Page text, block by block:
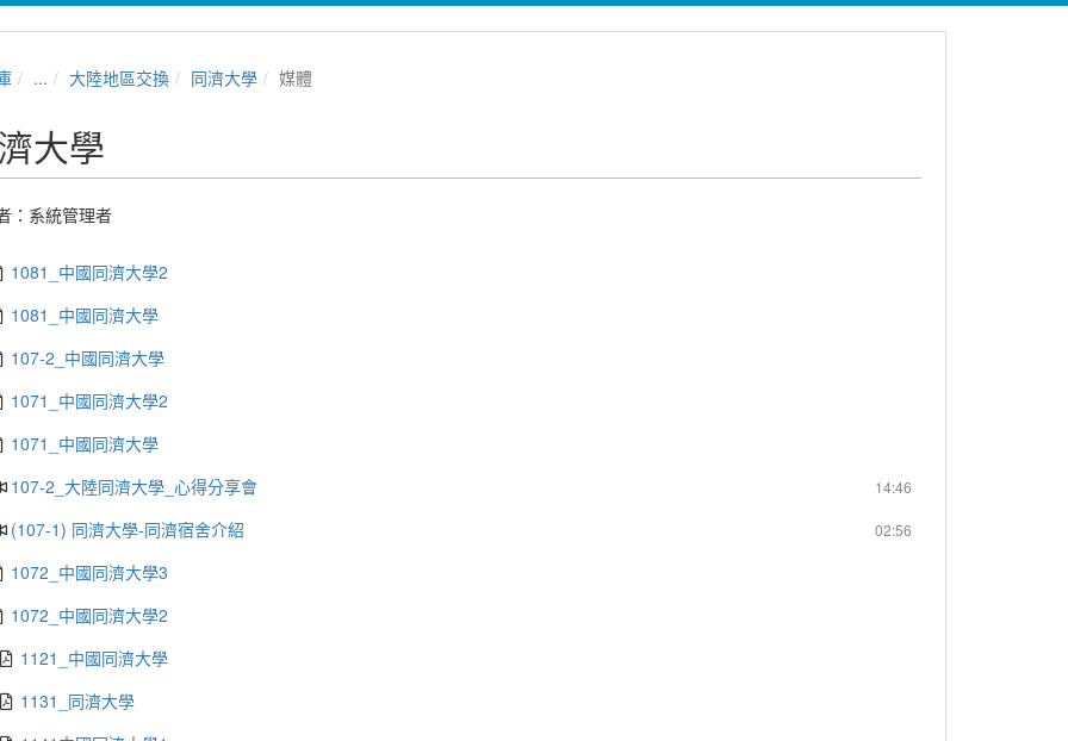
... 大陸地區交換 同濟大學 媒體
大學
： 系統管理者
1081_中國同濟大學2
1081_中國同濟大學
107-2_中國同濟大學
1071_中國同濟大學2
1071_中國同濟大學
14:46
107-2_大陸同濟大學_心得分享會
02:56
(107-1) 同濟大學-同濟宿舍介紹
1072_中國同濟大學3
1072_中國同濟大學2
1121_中國同濟大學
1131_同濟大學